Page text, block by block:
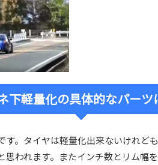
下軽量化の具体的なパーツ
す。タイヤは軽量化出来ないけれど
思われます。またインチ数とリム幅